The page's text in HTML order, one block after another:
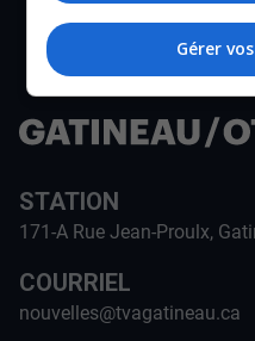
STATION
171-A Rue Jean-Proulx,
COURRIEL
nouvelles@tvagatineau.ca
Gérer